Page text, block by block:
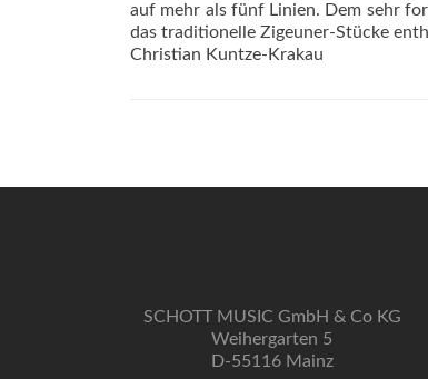
auf mehr als fünf Linien. Dem sehr
das traditionelle Zigeuner-Stücke
Christian Kuntze-Krakau
SCHOTT MUSIC GmbH & Co KG
Weihergarten 5
D-55116 Mainz